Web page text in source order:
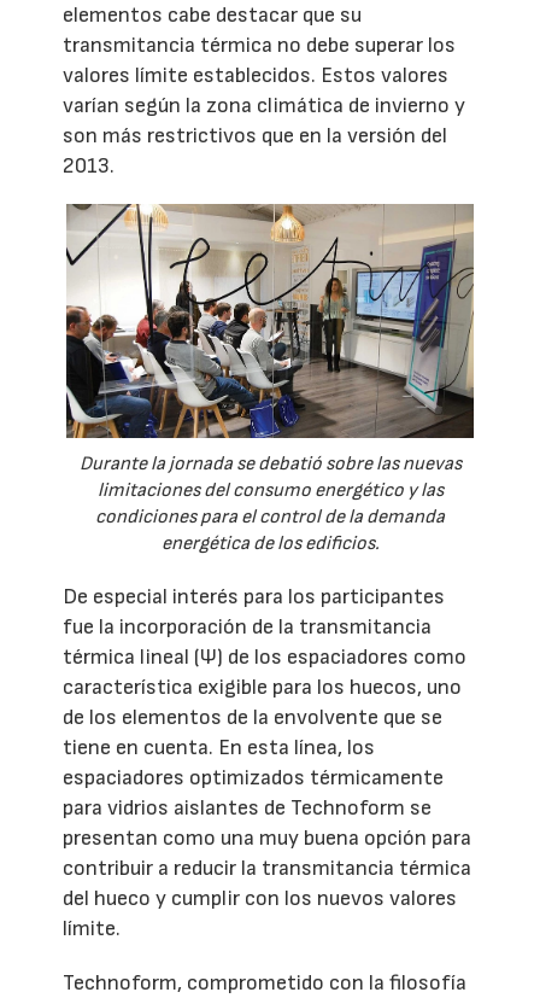
elementos cabe destacar que su
transmitancia térmica no debe superar los
valores límite establecidos. Estos valores
varían según la zona climática de invierno y
son más restrictivos que en la versión del
2013.
Durante la jornada se debatió sobre las nuevas
limitaciones del consumo energético y las
condiciones para el control de la demanda
energética de los edificios.
De especial interés para los participantes
fue la incorporación de la transmitancia
térmica lineal (Ψ) de los espaciadores como
característica exigible para los huecos, uno
de los elementos de la envolvente que se
tiene en cuenta. En esta línea, los
espaciadores optimizados térmicamente
para vidrios aislantes de Technoform se
presentan como una muy buena opción para
contribuir a reducir la transmitancia térmica
del hueco y cumplir con los nuevos valores
límite.
Technoform, comprometido con la filosofía